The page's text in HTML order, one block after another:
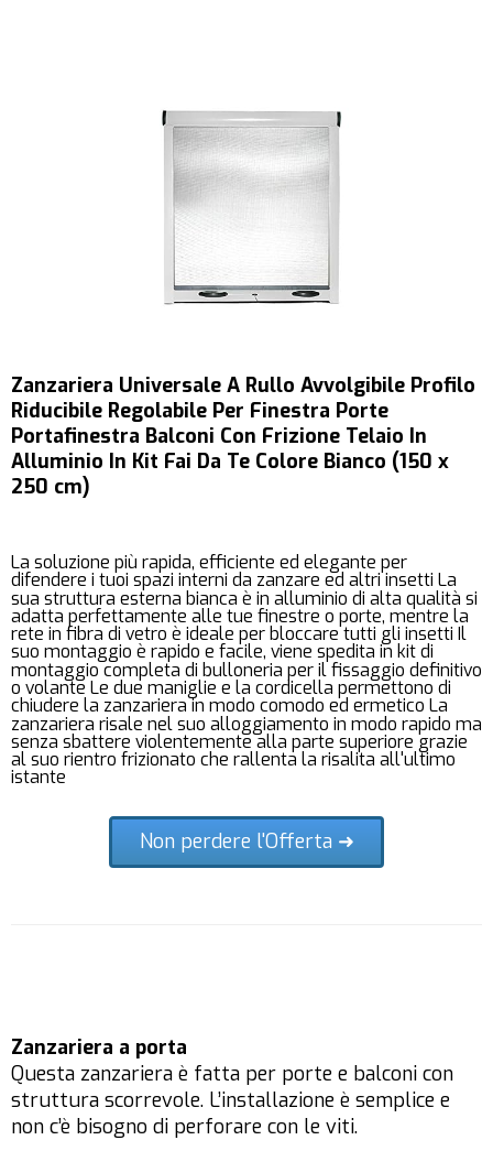
Zanzariera Universale A Rullo Avvolgibile Profilo
Riducibile Regolabile Per Finestra Porte
Portafinestra Balconi Con Frizione Telaio In
Alluminio In Kit Fai Da Te Colore Bianco (150 x
250 cm)
La soluzione più rapida, efficiente ed elegante per
difendere i tuoi spazi interni da zanzare ed altri insetti La
sua struttura esterna bianca è in alluminio di alta qualità si
adatta perfettamente alle tue finestre o porte, mentre la
rete in fibra di vetro è ideale per bloccare tutti gli insetti Il
suo montaggio è rapido e facile, viene spedita in kit di
montaggio completa di bulloneria per il fissaggio definitivo
o volante Le due maniglie e la cordicella permettono di
chiudere la zanzariera in modo comodo ed ermetico La
zanzariera risale nel suo alloggiamento in modo rapido ma
senza sbattere violentemente alla parte superiore grazie
al suo rientro frizionato che rallenta la risalita all'ultimo
istante
Non perdere l'Offerta ➜
Zanzariera a porta
Questa zanzariera è fatta per porte e balconi con
struttura scorrevole. L’installazione è semplice e
non c’è bisogno di perforare con le viti.